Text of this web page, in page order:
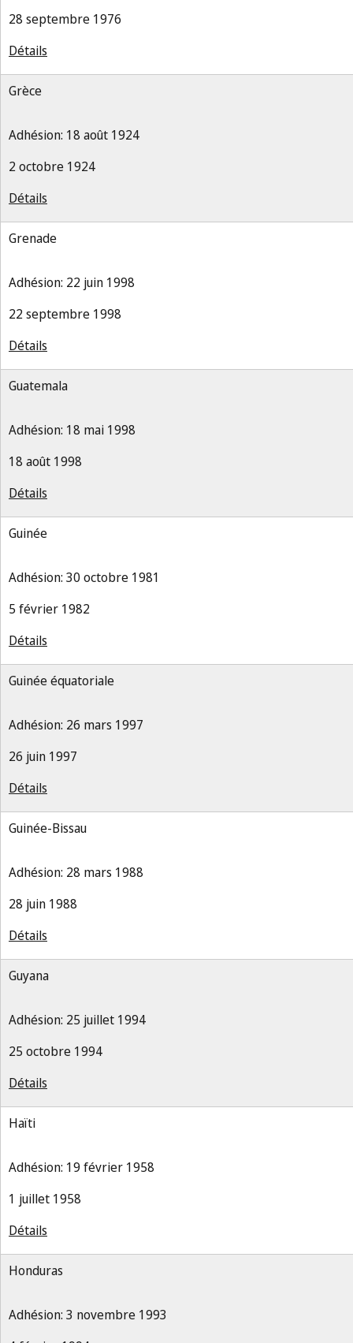
28 septembre 1976
Détails
Grèce
Adhésion: 18 août 1924
2 octobre 1924
Détails
Grenade
Adhésion: 22 juin 1998
22 septembre 1998
Détails
Guatemala
Adhésion: 18 mai 1998
18 août 1998
Détails
Guinée
Adhésion: 30 octobre 1981
5 février 1982
Détails
Guinée équatoriale
Adhésion: 26 mars 1997
26 juin 1997
Détails
Guinée-Bissau
Adhésion: 28 mars 1988
28 juin 1988
Détails
Guyana
Adhésion: 25 juillet 1994
25 octobre 1994
Détails
Haïti
Adhésion: 19 février 1958
1 juillet 1958
Détails
Honduras
Adhésion: 3 novembre 1993